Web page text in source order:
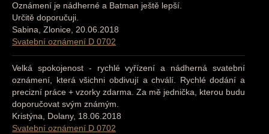
Oznámení je nádherné a Batman ještě lepší.
Určitě doporučuji.
Sabina, Zlonice, 20.06.2018
Svatební oznámení D 0702
Velká spokojenost - rychlé vyřízení a nádherná svatební
oznámení, která všichni obdivují a chválí. Rychlé dodání a
precizní práce + vzorky zdarma. Za mě jednička, kterou budu
doporučovat svým známým.
Kristýna, Dolany, 18.06.2018
Svatební oznámení D 0702